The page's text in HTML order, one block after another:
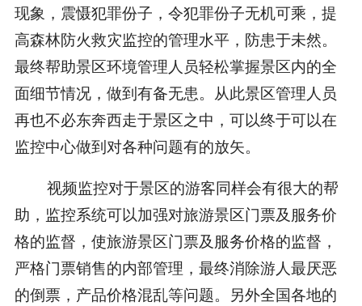
现象，震慑犯罪份子，令犯罪份子无机可乘，提
高森林防火救灾监控的管理水平，防患于未然。
最终帮助景区环境管理人员轻松掌握景区内的全
面细节情况，做到有备无患。从此景区管理人员
再也不必东奔西走于景区之中，可以终于可以在
监控中心做到对各种问题有的放矢。
视频监控对于景区的游客同样会有很大的帮
助，监控系统可以加强对旅游景区门票及服务价
格的监督，使旅游景区门票及服务价格的监督，
严格门票销售的内部管理，最终消除游人最厌恶
的倒票，产品价格混乱等问题。另外全国各地的